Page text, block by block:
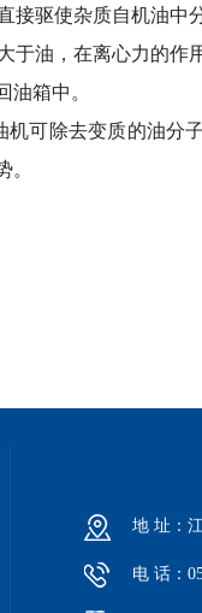
驱使杂质自机油中
于油，在离心力的
箱中。
可除去变质的油分
。
地 址：
电 话：